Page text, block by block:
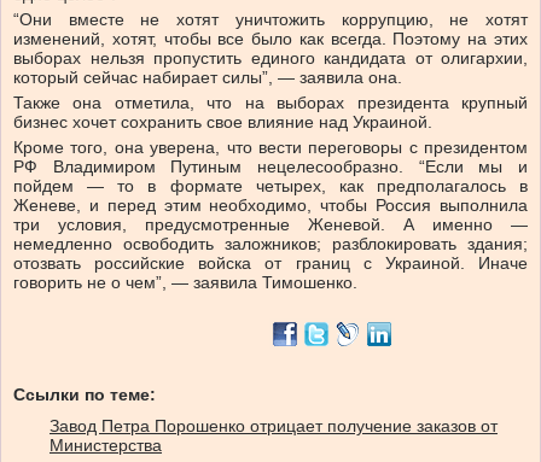
“Они вместе не хотят уничтожить коррупцию, не хотят
изменений, хотят, чтобы все было как всегда. Поэтому на этих
выборах нельзя пропустить единого кандидата от олигархии,
который сейчас набирает силы”, — заявила она.
Также она отметила, что на выборах президента крупный
бизнес хочет сохранить свое влияние над Украиной.
Кроме того, она уверена, что вести переговоры с президентом
РФ Владимиром Путиным нецелесообразно. “Если мы и
пойдем — то в формате четырех, как предполагалось в
Женеве, и перед этим необходимо, чтобы Россия выполнила
три условия, предусмотренные Женевой. А именно —
немедленно освободить заложников; разблокировать здания;
отозвать российские войска от границ с Украиной. Иначе
говорить не о чем”, — заявила Тимошенко.
Ссылки по теме:
Завод Петра Порошенко отрицает получение заказов от
Министерства